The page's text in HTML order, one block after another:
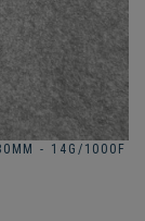
- 14G/1000F